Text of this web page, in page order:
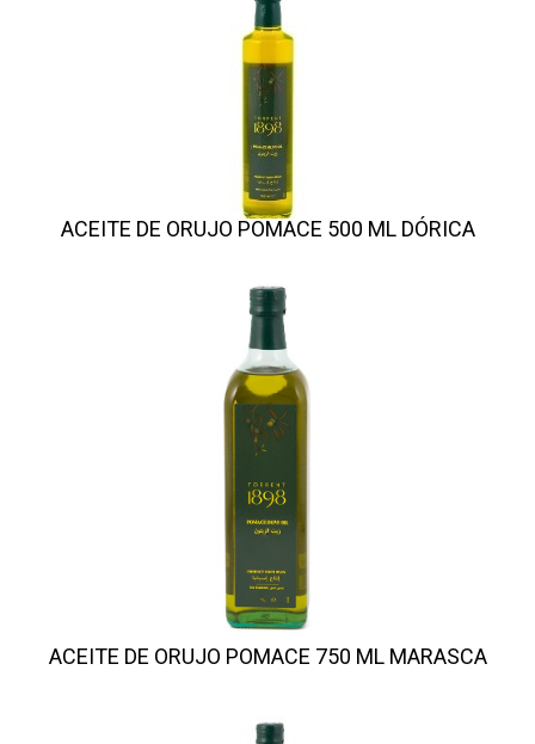
ACEITE DE ORUJO POMACE 500 ML DÓRICA
ACEITE DE ORUJO POMACE 750 ML MARASCA